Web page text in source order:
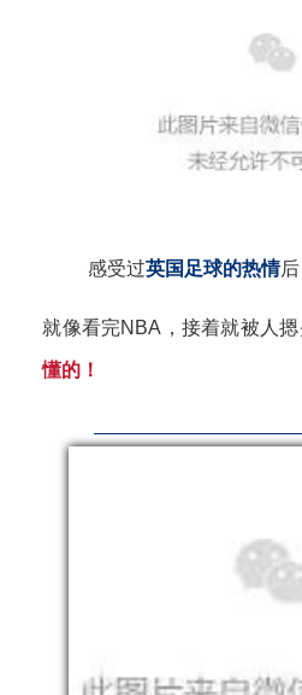
感受过英国足球的热情
就像看完NBA，接着就被人摁
懂的！